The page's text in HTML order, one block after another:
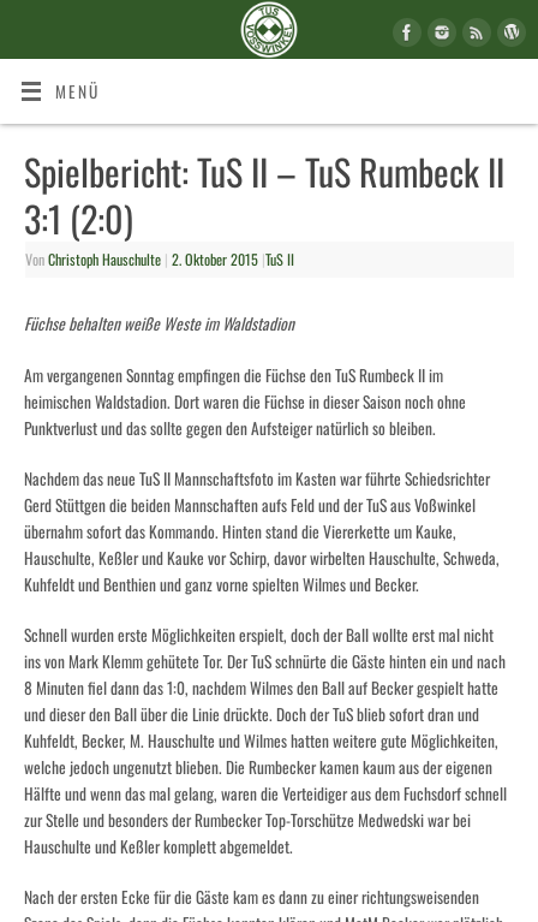
MENÜ
Spielbericht: TuS II – TuS Rumbeck II
3:1 (2:0)
VonChristoph Hauschulte | 2. Oktober 2015 |TuS II
Füchse behalten weiße Weste im Waldstadion
Am vergangenen Sonntag empfingen die Füchse den TuS Rumbeck II im
heimischen Waldstadion. Dort waren die Füchse in dieser Saison noch ohne
Punktverlust und das sollte gegen den Aufsteiger natürlich so bleiben.
Nachdem das neue TuS II Mannschaftsfoto im Kasten war führte Schiedsrichter
Gerd Stüttgen die beiden Mannschaften aufs Feld und der TuS aus Voßwinkel
übernahm sofort das Kommando. Hinten stand die Viererkette um Kauke,
Hauschulte, Keßler und Kauke vor Schirp, davor wirbelten Hauschulte, Schweda,
Kuhfeldt und Benthien und ganz vorne spielten Wilmes und Becker.
Schnell wurden erste Möglichkeiten erspielt, doch der Ball wollte erst mal nicht
ins von Mark Klemm gehütete Tor. Der TuS schnürte die Gäste hinten ein und nach
8 Minuten fiel dann das 1:0, nachdem Wilmes den Ball auf Becker gespielt hatte
und dieser den Ball über die Linie drückte. Doch der TuS blieb sofort dran und
Kuhfeldt, Becker, M. Hauschulte und Wilmes hatten weitere gute Möglichkeiten,
welche jedoch ungenutzt blieben. Die Rumbecker kamen kaum aus der eigenen
Hälfte und wenn das mal gelang, waren die Verteidiger aus dem Fuchsdorf schnell
zur Stelle und besonders der Rumbecker Top-Torschütze Medwedski war bei
Hauschulte und Keßler komplett abgemeldet.
Nach der ersten Ecke für die Gäste kam es dann zu einer richtungsweisenden